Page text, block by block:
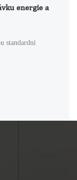
energie a
standardní